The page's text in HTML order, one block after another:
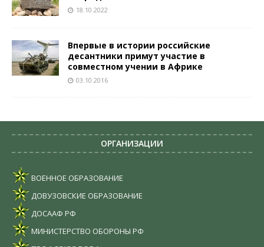
18.10.2022
Впервые в истории российские
десантники примут участие в
совместном учении в Африке
03.10.2016
ОРГАНИЗАЦИИ
ВОЕННОЕ ОБРАЗОВАНИЕ
ДОВУЗОВСКИЕ ОБРАЗОВАНИЕ
ДОСААФ РФ
МИНИСТЕРСТВО ОБОРОНЫ РФ